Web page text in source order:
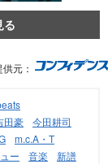
る
供元：
田豪
今田耕司
m.c.A・T
ー 音楽
新譜